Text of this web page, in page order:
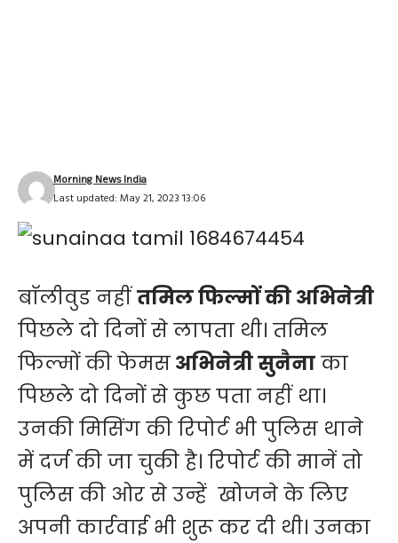
Last updated: May 21, 2023 13:06
Morning News India
बाॅलीवुड नहींतमिल फिल्मों की अभिनेत्री
पिछले दो दिनों से लापता थी। तमिल
फिल्मों की फेमसअभिनेत्री सुनैनाका
पिछले दो दिनों से कुछ पता नहीं था।
उनकी मिसिंग की रिपोर्ट भी पुलिस थाने
में दर्ज की जा चुकी है। रिपोर्ट की मानें तो
पुलिस की ओर से उन्हें खोजने के लिए
अपनी कार्रवाई भी शुरू कर दी थी। उनका